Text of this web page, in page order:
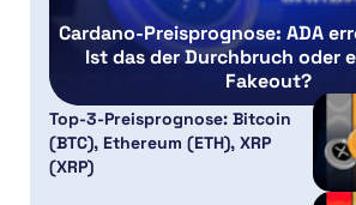
Cardano-Preisprognose: ADA
Ist das der Durchbruch oder
Fakeout?
Top-3-Preisprognose: Bitcoin
(BTC), Ethereum (ETH), XRP
(XRP)